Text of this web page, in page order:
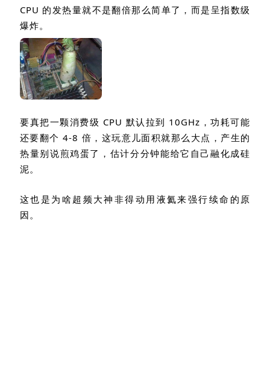
CPU 的发热量就不是翻倍那么简单了，而是呈指数级
爆炸。
要真把一颗消费级 CPU 默认拉到 10GHz ，功耗可能
还要翻个4-8 倍，这玩意儿面积就那么大点，产生的
热量别说煎鸡蛋了，估计分分钟能给它自己融化成硅
泥。
这也是为啥超频大神非得动用液氦来强行续命的原
因。